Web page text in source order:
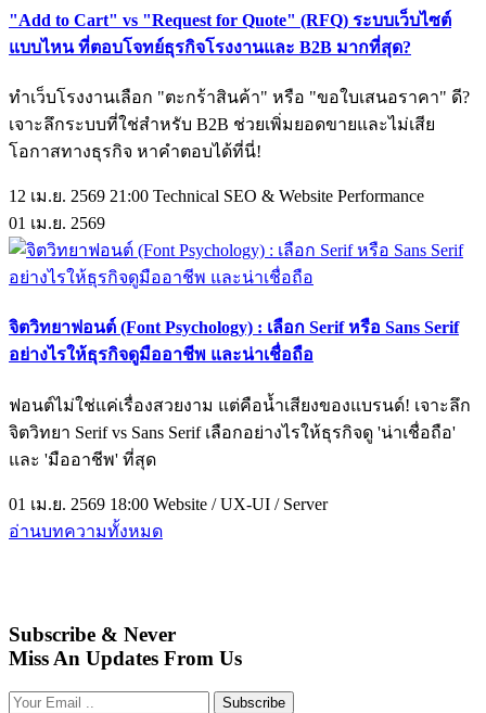
"Add to Cart" vs "Request for Quote" (RFQ) ระบบเว็บไซต์
แบบไหน ที่ตอบโจทย์ธุรกิจโรงงานและ B2B มากที่สุด?
ทำเว็บโรงงานเลือก "ตะกร้าสินค้า" หรือ "ขอใบเสนอราคา" ดี?
เจาะลึกระบบที่ใช่สำหรับ B2B ช่วยเพิ่มยอดขายและไม่เสีย
โอกาสทางธุรกิจ หาคำตอบได้ที่นี่!
12 เม.ย. 2569 21:00 Technical SEO & Website Performance
01 เม.ย. 2569
จิตวิทยาฟอนต์ (Font Psychology) : เลือก Serif หรือ Sans Serif
อย่างไรให้ธุรกิจดูมืออาชีพ และน่าเชื่อถือ
ฟอนต์ไม่ใช่แค่เรื่องสวยงาม แต่คือน้ำเสียงของแบรนด์! เจาะลึก
จิตวิทยา Serif vs Sans Serif เลือกอย่างไรให้ธุรกิจดู 'น่าเชื่อถือ'
และ 'มืออาชีพ' ที่สุด
01 เม.ย. 2569 18:00 Website / UX-UI / Server
อ่านบทความทั้งหมด
Subscribe & Never
Miss An Updates From Us
Subscribe